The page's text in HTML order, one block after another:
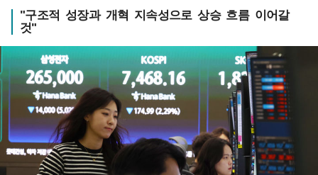
"구조적 성장과 개혁 지속성으로 상승 흐름 이어갈
것"